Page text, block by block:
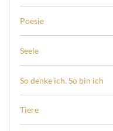
Poesie
Seele
So denke ich. So bin ich
Tiere